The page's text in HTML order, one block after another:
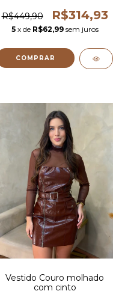
R$449,90
R$314,93
5 x de R$62,99 sem juros
COMPRAR
Vestido Couro molhado
com cinto